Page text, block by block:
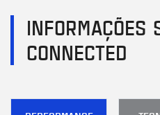
CONNECTED